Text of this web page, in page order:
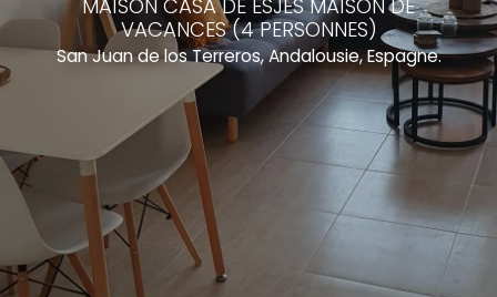
MAISON CASA DE ESJES MAISON DE
VACANCES (4 PERSONNES)
San Juan de los Terreros, Andalousie, Espagne.